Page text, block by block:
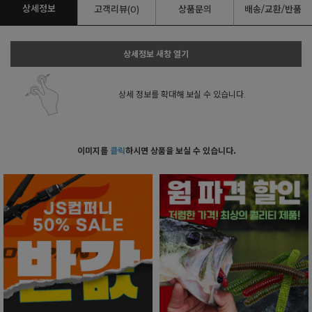
상세정보 고객리뷰(0) 상품문의 배송/교환/반품
상세정보 새창 열기
상세 정보를 확대해 보실 수 있습니다.
이미지를 클릭하시면 상품을 보실 수 있습니다.